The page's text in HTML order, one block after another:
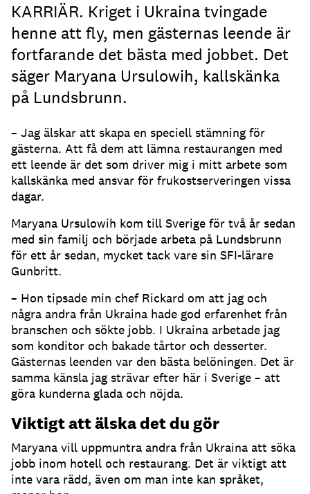
KARRIÄR. Kriget i Ukraina tvingade
henne att fly, men gästernas leende är
fortfarande det bästa med jobbet. Det
säger Maryana Ursulowih, kallskänka
på Lundsbrunn.
– Jag älskar att skapa en speciell stämning för
gästerna. Att få dem att lämna restaurangen med
ett leende är det som driver mig i mitt arbete som
kallskänka med ansvar för frukostserveringen vissa
dagar.
Maryana Ursulowih kom till Sverige för två år sedan
med sin familj och började arbeta på Lundsbrunn
för ett år sedan, mycket tack vare sin SFI-lärare
Gunbritt.
– Hon tipsade min chef Rickard om att jag och
några andra från Ukraina hade god erfarenhet från
branschen och sökte jobb. I Ukraina arbetade jag
som konditor och bakade tårtor och desserter.
Gästernas leenden var den bästa belöningen. Det är
samma känsla jag strävar efter här i Sverige – att
göra kunderna glada och nöjda.
Viktigt att älska det du gör
Maryana vill uppmuntra andra från Ukraina att söka
jobb inom hotell och restaurang. Det är viktigt att
inte vara rädd, även om man inte kan språket,